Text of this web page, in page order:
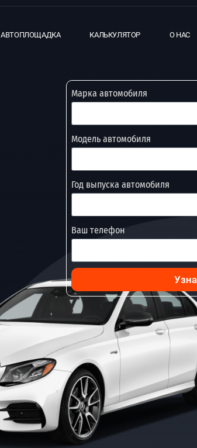
АВТОПЛОЩАДКА КАЛЬКУЛЯТОР О НАС
Марка автомобиля
Модель автомобиля
Год выпуска автомобиля
Ваш телефон